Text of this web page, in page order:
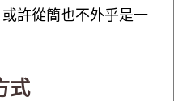
許從簡也不外乎是一
式